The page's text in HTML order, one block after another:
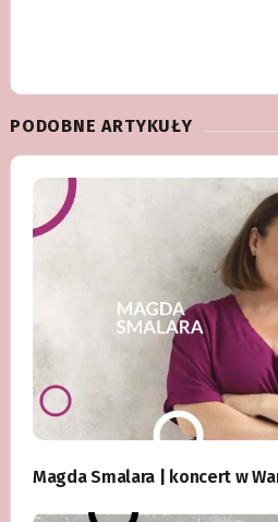
PODOBNE ARTYKUŁY
Magda Smalara | koncert w